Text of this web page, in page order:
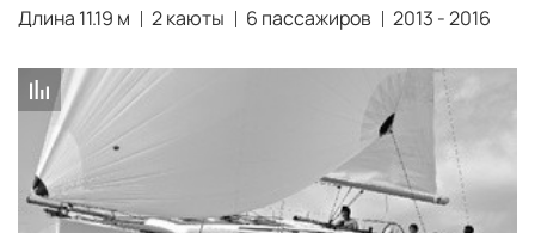
Длина 11.19 м 2 каюты 6 пассажиров 2013 - 2016